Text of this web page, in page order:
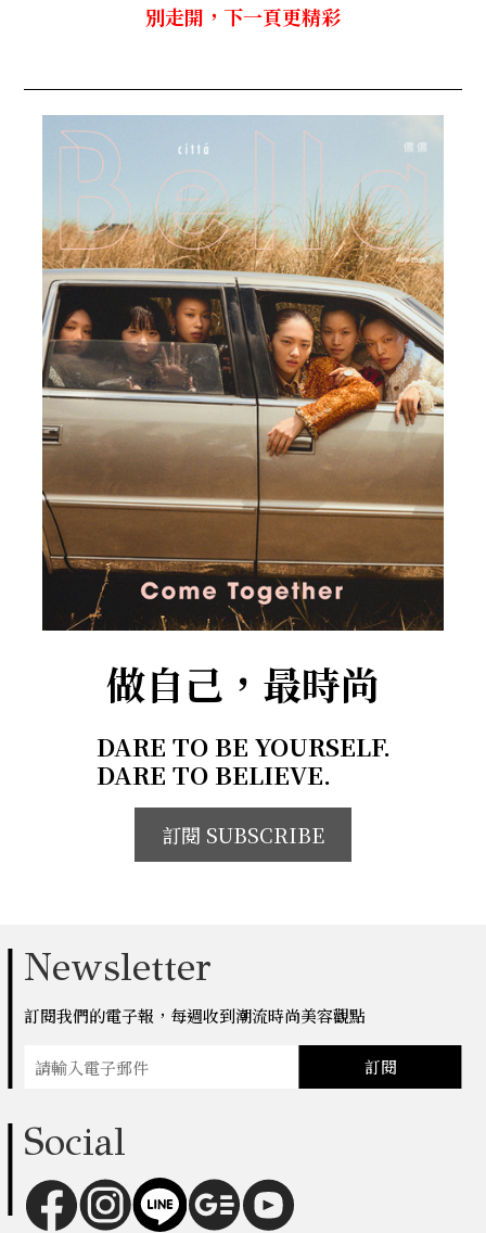
別走開，下一頁更精彩
做自己，最時尚
DARE TO BE YOURSELF.
DARE TO BELIEVE.
訂閱 SUBSCRIBE
Newsletter
訂閱我們的電子報，每週收到潮流時尚美容觀點
訂閱
Social